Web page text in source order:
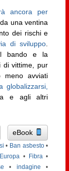
ancora per
una ventina
dei rischi e
di sviluppo.
bando e la
di vittime, pur
meno avviati
globalizzarsi,
e agli altri
eBook
• Ban asbesto•
Europa • Fibra •
• indagine •